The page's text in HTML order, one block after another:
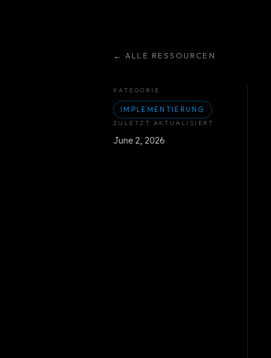
← ALLE RESSOURCEN
KATEGORIE
IMPLEMENTIERUNG
ZULETZT AKTUALISIERT
June 2, 2026